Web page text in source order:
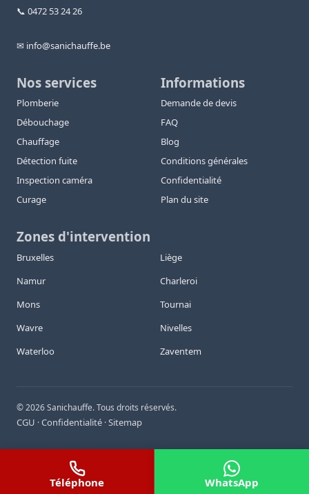
📞 0472 53 24 26
✉ info@sanichauffe.be
Nos services
Plomberie
Débouchage
Chauffage
Détection fuite
Inspection caméra
Curage
Informations
Demande de devis
FAQ
Blog
Conditions générales
Confidentialité
Plan du site
Zones d'intervention
Bruxelles
Liège
Namur
Charleroi
Mons
Tournai
Wavre
Nivelles
Waterloo
Zaventem
©2026Sanichauffe. Tous droits réservés.
CGU ·Confidentialité ·Sitemap